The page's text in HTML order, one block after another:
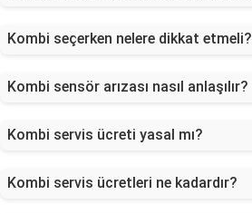
Kombi seçerken nelere dikkat etmeli?
Kombi sensör arızası nasıl anlaşılır?
Kombi servis ücreti yasal mı?
Kombi servis ücretleri ne kadardır?